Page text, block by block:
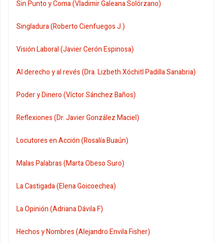
Sin Punto y Coma (Vladimir Galeana Solórzano)
Singladura (Roberto Cienfuegos J.)
Visión Laboral (Javier Cerón Espinosa)
Al derecho y al revés (Dra. Lizbeth Xóchitl Padilla Sanabria)
Poder y Dinero (Víctor Sánchez Baños)
Reflexiones (Dr. Javier González Maciel)
Locutores en Acción (Rosalía Buaún)
Malas Palabras (Marta Obeso Suro)
La Castigada (Elena Goicoechea)
La Opinión (Adriana Dávila F)
Hechos y Nombres (Alejandro Envila Fisher)